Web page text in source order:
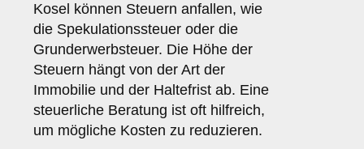
Kosel können Steuern anfallen, wie
die Spekulationssteuer oder die
Grunderwerbsteuer. Die Höhe der
Steuern hängt von der Art der
Immobilie und der Haltefrist ab. Eine
steuerliche Beratung ist oft hilfreich,
um mögliche Kosten zu reduzieren.